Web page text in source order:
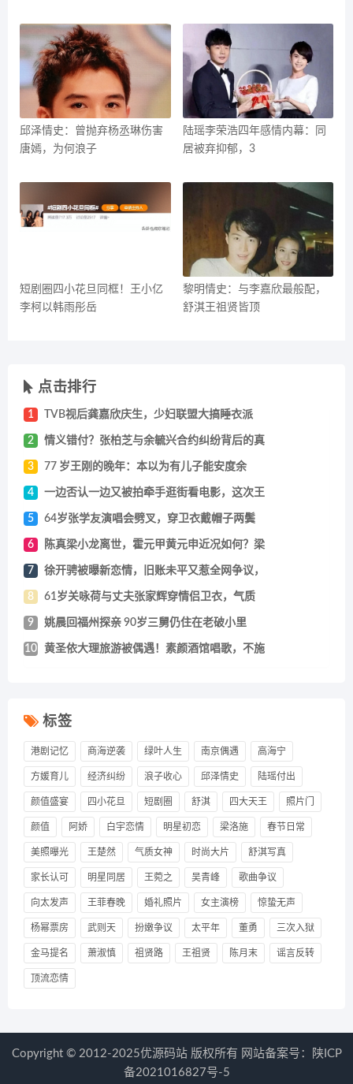
邱泽情史：曾抛弃杨丞琳伤害
唐嫣，为何浪子
陆瑶李荣浩四年感情内幕：同
居被弃抑郁，3
短剧圈四小花旦同框！王小亿
李柯以韩雨彤岳
黎明情史：与李嘉欣最般配，
舒淇王祖贤皆顶
点击排行
1 TVB视后龚嘉欣庆生，少妇联盟大搞睡衣派
2 情义错付？张柏芝与余毓兴合约纠纷背后的真
3 77 岁王刚的晚年：本以为有儿子能安度余
4 一边否认一边又被拍牵手逛街看电影，这次王
5 64岁张学友演唱会劈叉，穿卫衣戴帽子两鬓
6 陈真梁小龙离世，霍元甲黄元申近况如何？梁
7 徐开骋被曝新恋情，旧账未平又惹全网争议，
8 61岁关咏荷与丈夫张家辉穿情侣卫衣，气质
9 姚晨回福州探亲 90岁三舅仍住在老破小里
10 黄圣依大理旅游被偶遇！素颜酒馆唱歌，不施
标签
港剧记忆 商海逆袭 绿叶人生 南京偶遇 高海宁
方媛育儿 经济纠纷 浪子收心 邱泽情史 陆瑶付出
颜值盛宴 四小花旦 短剧圈 舒淇 四大天王 照片门
颜值 阿娇 白宇恋情 明星初恋 梁洛施 春节日常
美照曝光 王楚然 气质女神 时尚大片 舒淇写真
家长认可 明星同居 王菀之 吴青峰 歌曲争议
向太发声 王菲春晚 婚礼照片 女主演榜 惊蛰无声
杨幂票房 武则天 扮嫩争议 太平年 董勇 三次入狱
金马提名 萧淑慎 祖贤路 王祖贤 陈月末 谣言反转
顶流恋情
Copyright © 2012-2025优源码站 版权所有 网站备案号：
陕ICP
备2021016827号-5